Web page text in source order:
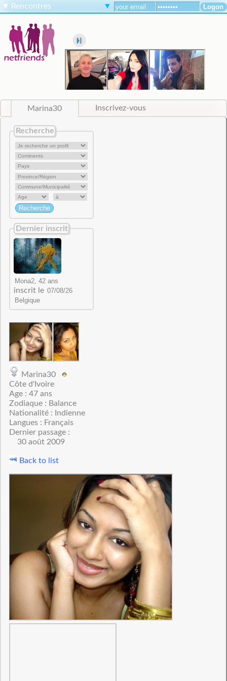
▼ Rencontres ▼
Marina30 Inscrivez-vous
Recherche
Dernier inscrit
inscrit le
Marina30
Côte d'Ivoire
Age : 47 ans
Zodiaque : Balance
Nationalité : Indienne
Langues : Français
Dernier passage :
30 août 2009
Back to list